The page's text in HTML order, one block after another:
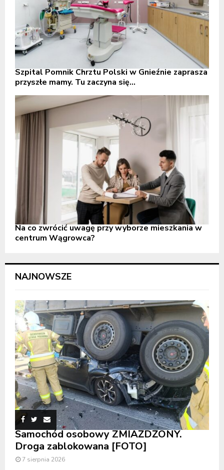
Szpital Pomnik Chrztu Polski w Gnieźnie zaprasza
przyszłe mamy. Tu zaczyna się...
Na co zwrócić uwagę przy wyborze mieszkania w
centrum Wągrowca?
NAJNOWSZE
Samochód osobowy ZMIAŻDŻONY.
Droga zablokowana [FOTO]
7 sierpnia 2026